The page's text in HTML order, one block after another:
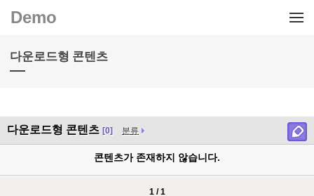
Demo
다운로드형 콘텐츠
다운로드형 콘텐츠 [0] 분류
콘텐츠가 존재하지 않습니다.
1 / 1